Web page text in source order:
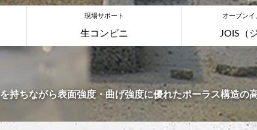
現場サポート
生コンビニ
オープンイ
JOIS（
持ちながら表面強度・曲げ強度に優れたポーラス構造の